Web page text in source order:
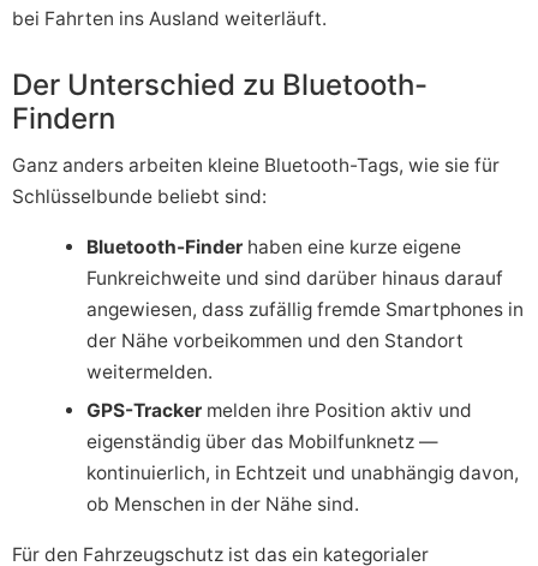
bei Fahrten ins Ausland weiterläuft.
Der Unterschied zu Bluetooth-
Findern
Ganz anders arbeiten kleine Bluetooth-Tags, wie sie für
Schlüsselbunde beliebt sind:
Bluetooth-Finder haben eine kurze eigene
Funkreichweite und sind darüber hinaus darauf
angewiesen, dass zufällig fremde Smartphones in
der Nähe vorbeikommen und den Standort
weitermelden.
GPS-Tracker melden ihre Position aktiv und
eigenständig über das Mobilfunknetz —
kontinuierlich, in Echtzeit und unabhängig davon,
ob Menschen in der Nähe sind.
Für den Fahrzeugschutz ist das ein kategorialer